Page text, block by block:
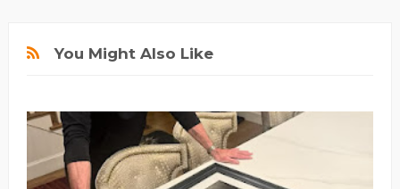
You Might Also Like